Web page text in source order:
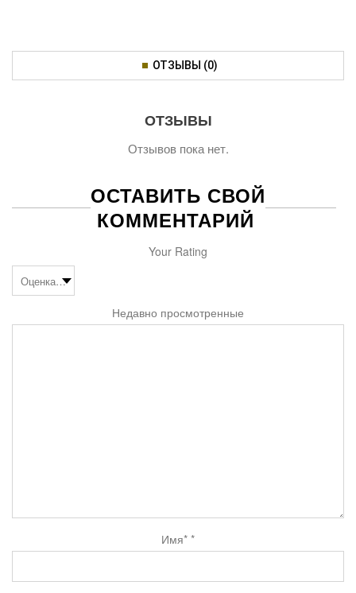
ОТЗЫВЫ (0)
ОТЗЫВЫ
Отзывов пока нет.
ОСТАВИТЬ СВОЙ
КОММЕНТАРИЙ
Your Rating
Недавно просмотренные
Имя* *